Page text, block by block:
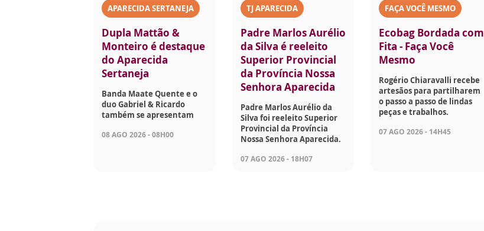
APARECIDA SERTANEJA
Dupla Mattão &
Monteiro é destaque
do Aparecida
Sertaneja
Banda Maate Quente e o
duo Gabriel & Ricardo
também se apresentam
08 AGO 2026 - 08H00
TJ APARECIDA
Padre Marlos Aurélio
da Silva é reeleito
Superior Provincial
da Província Nossa
Senhora Aparecida
Padre Marlos Aurélio da
Silva foi reeleito Superior
Provincial da Província
Nossa Senhora Aparecida.
07 AGO 2026 - 18H07
FAÇA VOCÊ MESMO
Ecobag Bordada com
Fita - Faça Você
Mesmo
Rogério Chiaravalli recebe
artesãos para partilharem
o passo a passo de lindas
peças e trabalhos.
07 AGO 2026 - 14H45